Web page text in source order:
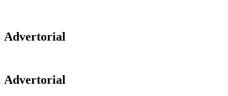
Advertorial
Advertorial